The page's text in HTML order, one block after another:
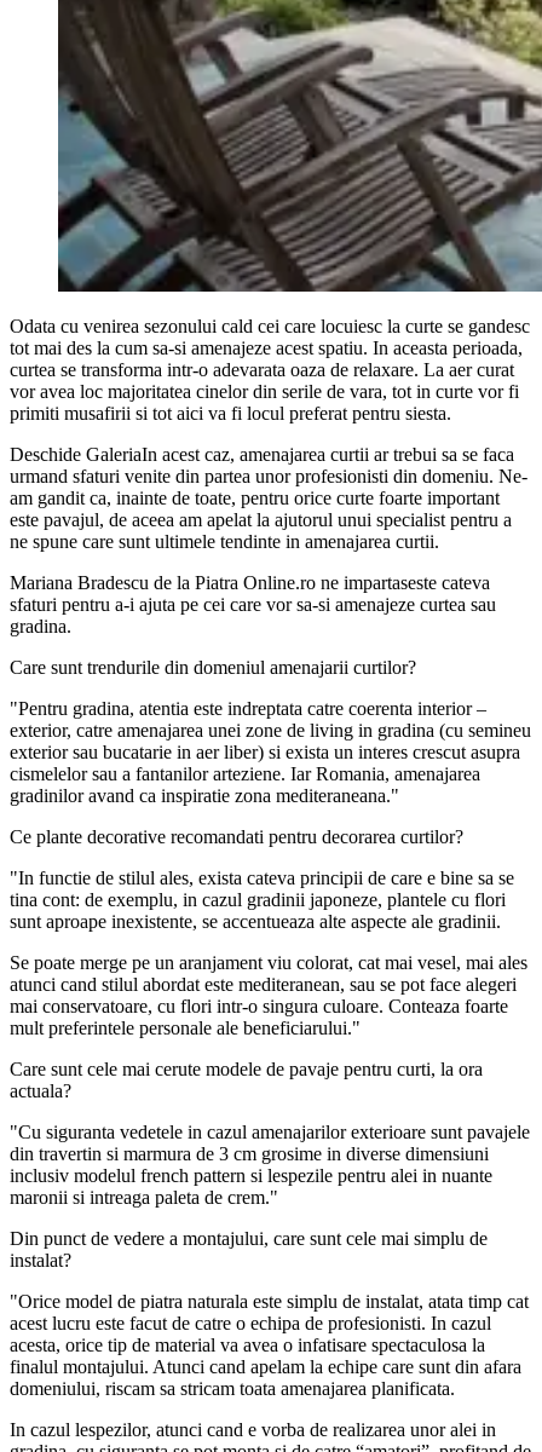
Odata cu venirea sezonului cald cei care locuiesc la curte se gandesc
tot mai des la cum sa-si amenajeze acest spatiu. In aceasta perioada,
curtea se transforma intr-o adevarata oaza de relaxare. La aer curat
vor avea loc majoritatea cinelor din serile de vara, tot in curte vor fi
primiti musafirii si tot aici va fi locul preferat pentru siesta.
Deschide GaleriaIn acest caz, amenajarea curtii ar trebui sa se faca
urmand sfaturi venite din partea unor profesionisti din domeniu. Ne-
am gandit ca, inainte de toate, pentru orice curte foarte important
este pavajul, de aceea am apelat la ajutorul unui specialist pentru a
ne spune care sunt ultimele tendinte in amenajarea curtii.
Mariana Bradescu de la Piatra Online.ro ne impartaseste cateva
sfaturi pentru a-i ajuta pe cei care vor sa-si amenajeze curtea sau
gradina.
Care sunt trendurile din domeniul amenajarii curtilor?
"Pentru gradina, atentia este indreptata catre coerenta interior –
exterior, catre amenajarea unei zone de living in gradina (cu semineu
exterior sau bucatarie in aer liber) si exista un interes crescut asupra
cismelelor sau a fantanilor arteziene. Iar Romania, amenajarea
gradinilor avand ca inspiratie zona mediteraneana."
Ce plante decorative recomandati pentru decorarea curtilor?
"In functie de stilul ales, exista cateva principii de care e bine sa se
tina cont: de exemplu, in cazul gradinii japoneze, plantele cu flori
sunt aproape inexistente, se accentueaza alte aspecte ale gradinii.
Se poate merge pe un aranjament viu colorat, cat mai vesel, mai ales
atunci cand stilul abordat este mediteranean, sau se pot face alegeri
mai conservatoare, cu flori intr-o singura culoare. Conteaza foarte
mult preferintele personale ale beneficiarului."
Care sunt cele mai cerute modele de pavaje pentru curti, la ora
actuala?
"Cu siguranta vedetele in cazul amenajarilor exterioare sunt pavajele
din travertin si marmura de 3 cm grosime in diverse dimensiuni
inclusiv modelul french pattern si lespezile pentru alei in nuante
maronii si intreaga paleta de crem."
Din punct de vedere a montajului, care sunt cele mai simplu de
instalat?
"Orice model de piatra naturala este simplu de instalat, atata timp cat
acest lucru este facut de catre o echipa de profesionisti. In cazul
acesta, orice tip de material va avea o infatisare spectaculosa la
finalul montajului. Atunci cand apelam la echipe care sunt din afara
domeniului, riscam sa stricam toata amenajarea planificata.
In cazul lespezilor, atunci cand e vorba de realizarea unor alei in